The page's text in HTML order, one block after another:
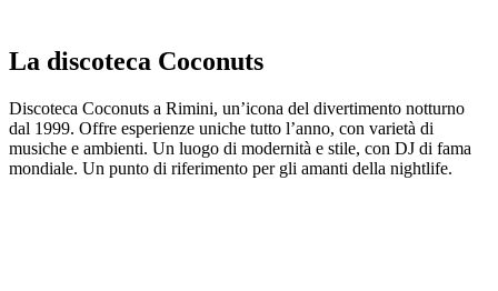
La discoteca Coconuts
Discoteca Coconuts a Rimini, un’icona del divertimento notturno
dal 1999. Offre esperienze uniche tutto l’anno, con varietà di
musiche e ambienti. Un luogo di modernità e stile, con DJ di fama
mondiale. Un punto di riferimento per gli amanti della nightlife.